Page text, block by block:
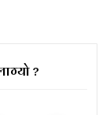
?